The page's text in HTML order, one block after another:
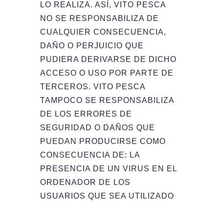
LO REALIZA. ASÍ, VITO PESCA
NO SE RESPONSABILIZA DE
CUALQUIER CONSECUENCIA,
DAÑO O PERJUICIO QUE
PUDIERA DERIVARSE DE DICHO
ACCESO O USO POR PARTE DE
TERCEROS. VITO PESCA
TAMPOCO SE RESPONSABILIZA
DE LOS ERRORES DE
SEGURIDAD O DAÑOS QUE
PUEDAN PRODUCIRSE COMO
CONSECUENCIA DE: LA
PRESENCIA DE UN VIRUS EN EL
ORDENADOR DE LOS
USUARIOS QUE SEA UTILIZADO